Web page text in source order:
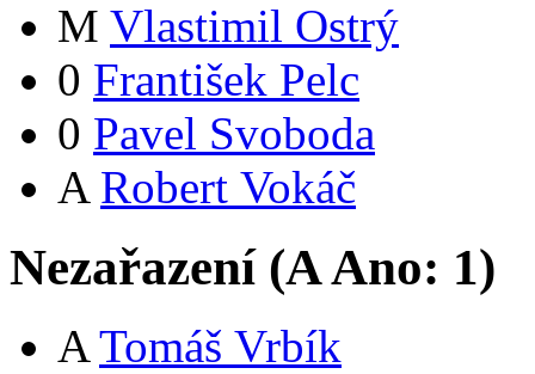
M Vlastimil Ostrý
0 František Pelc
0 Pavel Svoboda
A Robert Vokáč
Nezařazení (AAno: 1)
A Tomáš Vrbík